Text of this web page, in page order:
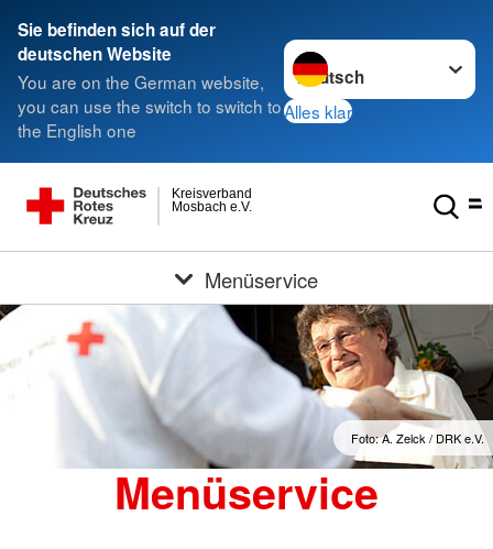
Sie befinden sich auf der
deutschen Website
You are on the German website,
you can use the switch to switch to
the English one
Sprache wechseln zu
Alles klar
Mosbach e.V.
Kreisverband
Menüservice
Foto: A. Zelck / DRK e.V.
Menüservice